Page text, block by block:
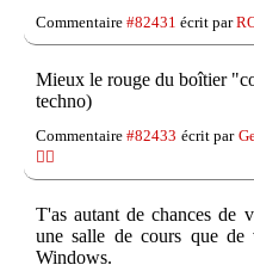
Commentaire #82431 écrit par
Mieux le rouge du boîtier
techno)
Commentaire#82433 écrit par
👎🏽
T'as autant de chances de
une salle de cours que de
Windows.